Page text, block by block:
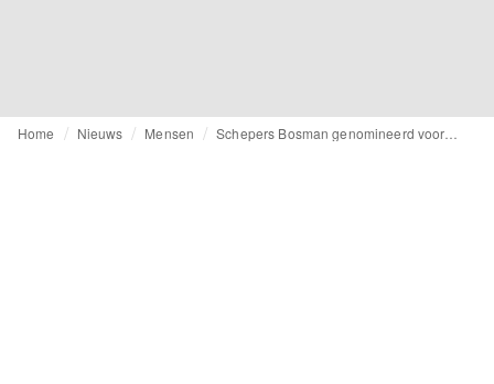
Home Nieuws Mensen